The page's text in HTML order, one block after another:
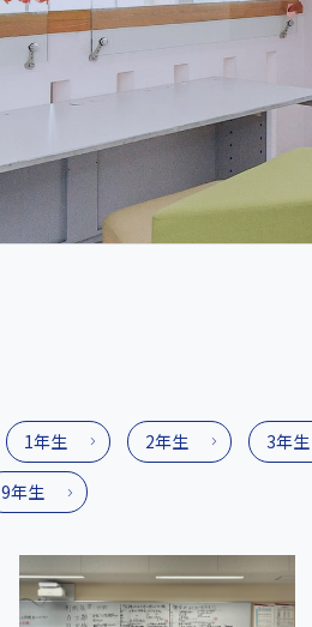
1年生 2年生 3年生
9年生